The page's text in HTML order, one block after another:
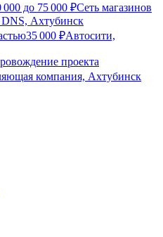
000 до 75 000 ₽Сеть магазинов
Ахтубинск
35 000 ₽Автосити,
проекта
компания, Ахтубинск